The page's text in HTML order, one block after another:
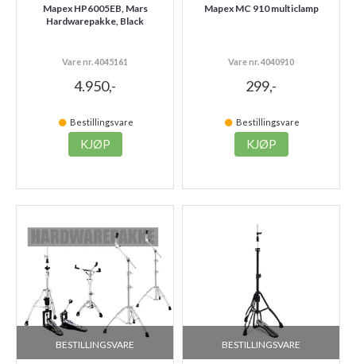
Mapex HP6005EB, Mars
Hardwarepakke, Black
Vare nr. 4045161
4.950,-
Bestillingsvare
KJØP
Mapex MC 910 multiclamp
Vare nr. 4040910
299,-
Bestillingsvare
KJØP
BESTILLINGSVARE BESTILLINGSVARE